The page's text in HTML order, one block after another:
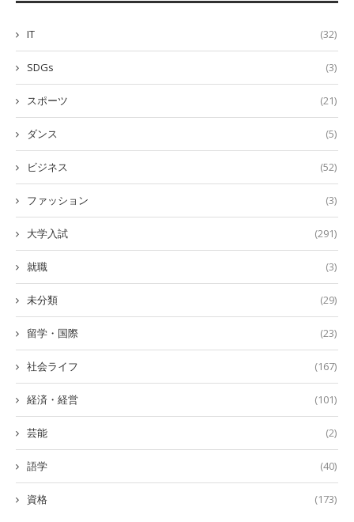
IT (32)
SDGs (3)
スポーツ (21)
ダンス (5)
ビジネス (52)
ファッション (3)
大学入試 (291)
就職 (3)
未分類 (29)
留学・国際 (23)
社会ライフ (167)
経済・経営 (101)
芸能 (2)
語学 (40)
資格 (173)